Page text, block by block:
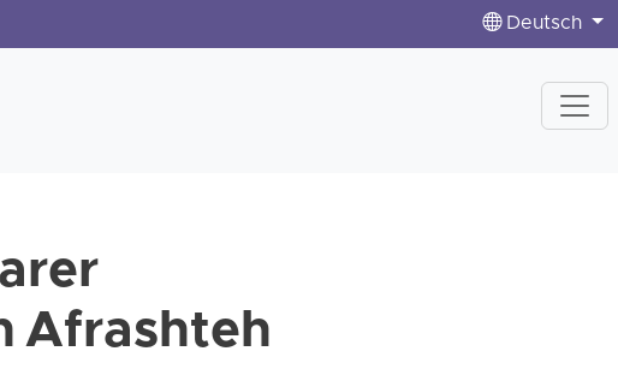
Deutsch
Afrashteh